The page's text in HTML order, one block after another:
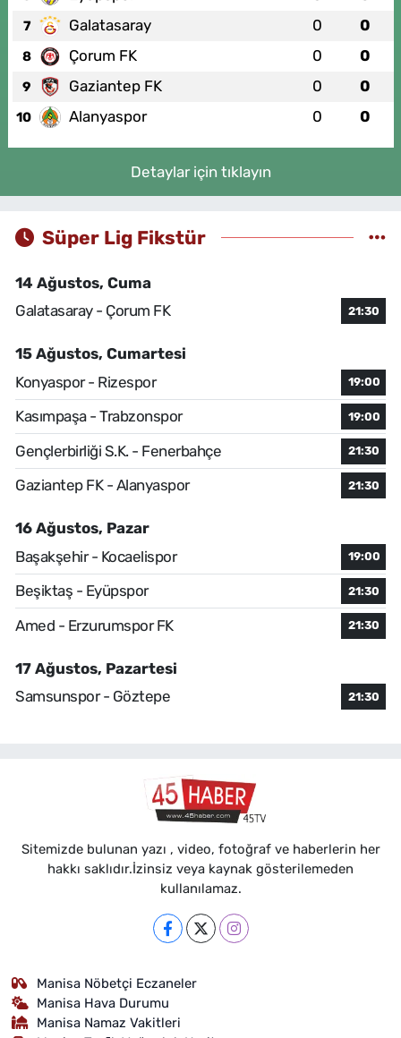
7 Galatasaray 0 0
8 Çorum FK 0 0
9 Gaziantep FK 0 0
10 Alanyaspor 0 0
Detaylar için tıklayın
Süper Lig Fikstür
14 Ağustos, Cuma
Galatasaray - Çorum FK
21:30
15 Ağustos, Cumartesi
Konyaspor - Rizespor
19:00
Kasımpaşa - Trabzonspor 19:00
Gençlerbirliği S.K. - Fenerbahçe 21:30
Gaziantep FK - Alanyaspor 21:30
16 Ağustos, Pazar
Başakşehir - Kocaelispor
19:00
Beşiktaş - Eyüpspor 21:30
Amed - Erzurumspor FK 21:30
17 Ağustos, Pazartesi
Samsunspor - Göztepe
21:30
Sitemizde bulunan yazı , video, fotoğraf ve haberlerin her
hakkı saklıdır.İzinsiz veya kaynak gösterilemeden
kullanılamaz.
Manisa Nöbetçi Eczaneler
Manisa Hava Durumu
Manisa Namaz Vakitleri